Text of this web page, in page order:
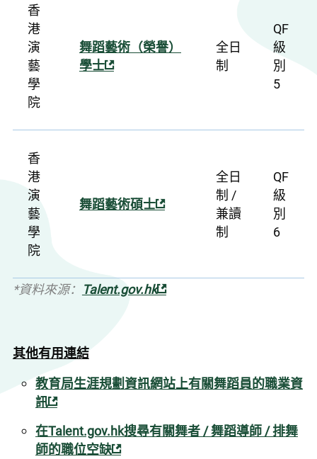
香
港
演
藝
學
院
舞蹈藝術（榮譽）
學士
全日
制
QF
級
別
5
香
港
演
藝
學
院
舞蹈藝術碩士
全日
制 /
兼讀
制
QF
級
別
6
*資料來源： Talent.gov.hk
其他有用連結
教育局生涯規劃資訊網站上有關舞蹈員的職業資
訊
在Talent.gov.hk搜尋有關舞者 / 舞蹈導師 / 排舞
師的職位空缺